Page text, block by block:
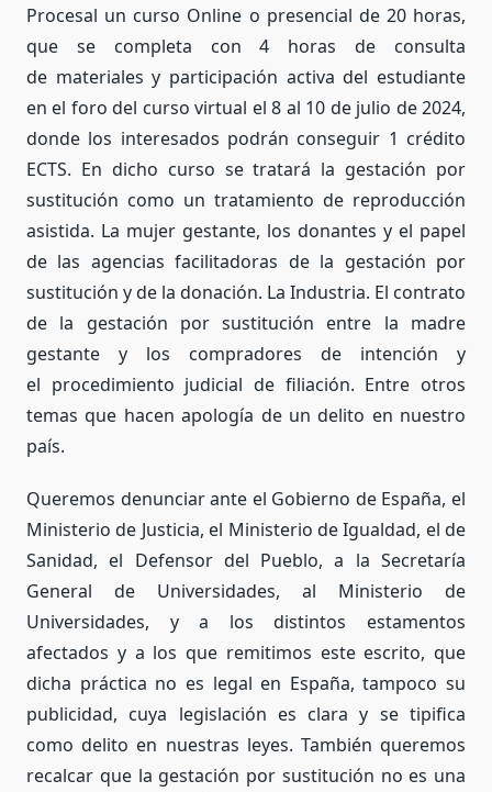
Procesal un curso Online o presencial de 20 horas,
que se completa con 4 horas de consulta
de materiales y participación activa del estudiante
en el foro del curso virtual el 8 al 10 de julio de 2024,
donde los interesados podrán conseguir 1 crédito
ECTS. En dicho curso se tratará la gestación por
sustitución como un tratamiento de reproducción
asistida. La mujer gestante, los donantes y el papel
de las agencias facilitadoras de la gestación por
sustitución y de la donación. La Industria. El contrato
de la gestación por sustitución entre la madre
gestante y los compradores de intención y
el procedimiento judicial de filiación. Entre otros
temas que hacen apología de un delito en nuestro
país.
Queremos denunciar ante el Gobierno de España, el
Ministerio de Justicia, el Ministerio de Igualdad, el de
Sanidad, el Defensor del Pueblo, a la Secretaría
General de Universidades, al Ministerio de
Universidades, y a los distintos estamentos
afectados y a los que remitimos este escrito, que
dicha práctica no es legal en España, tampoco su
publicidad, cuya legislación es clara y se tipifica
como delito en nuestras leyes. También queremos
recalcar que la gestación por sustitución no es una